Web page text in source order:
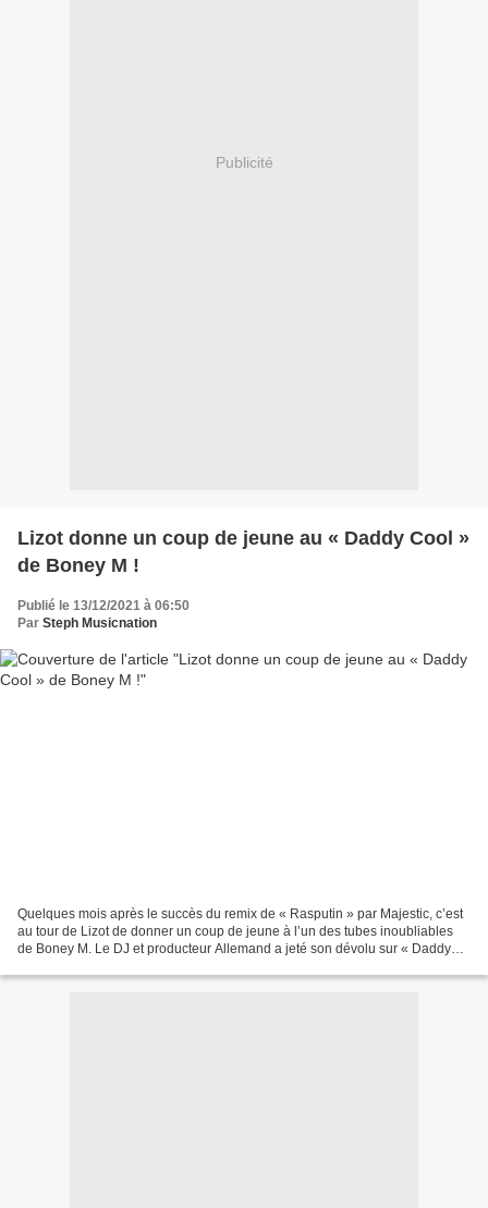
Publicité
Lizot donne un coup de jeune au « Daddy Cool »
de Boney M !
Publié le 13/12/2021 à 06:50
Par Steph Musicnation
Quelques mois après le succès du remix de « Rasputin » par Majestic, c’est
au tour de Lizot de donner un coup de jeune à l’un des tubes inoubliables
de Boney M. Le DJ et producteur Allemand a jeté son dévolu sur « Daddy